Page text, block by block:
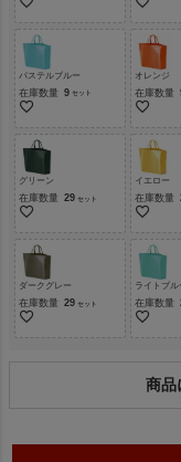
パステルブルー
在庫数量 9
オレンジ
在庫数量
グリーン
在庫数量 29
イエロー
在庫数量
ダークグレー
在庫数量 29
ライトブル
在庫数量
商品